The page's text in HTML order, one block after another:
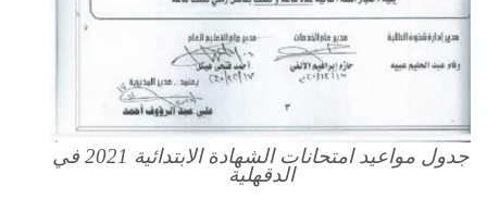
جدول مواعيد امتحانات الشهادة الابتدائية 2021 في
الدقهلية